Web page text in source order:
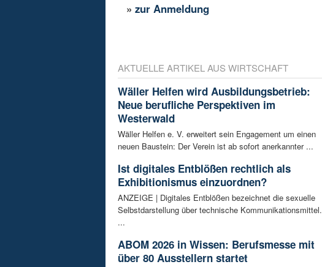
»zur Anmeldung
AKTUELLE ARTIKEL AUS WIRTSCHAFT
Wäller Helfen wird Ausbildungsbetrieb:
Neue berufliche Perspektiven im
Westerwald
Wäller Helfen e. V. erweitert sein Engagement um einen
neuen Baustein: Der Verein ist ab sofort anerkannter ...
Ist digitales Entblößen rechtlich als
Exhibitionismus einzuordnen?
ANZEIGE | Digitales Entblößen bezeichnet die sexuelle
Selbstdarstellung über technische Kommunikationsmittel.
...
ABOM 2026 in Wissen: Berufsmesse mit
über 80 Ausstellern startet